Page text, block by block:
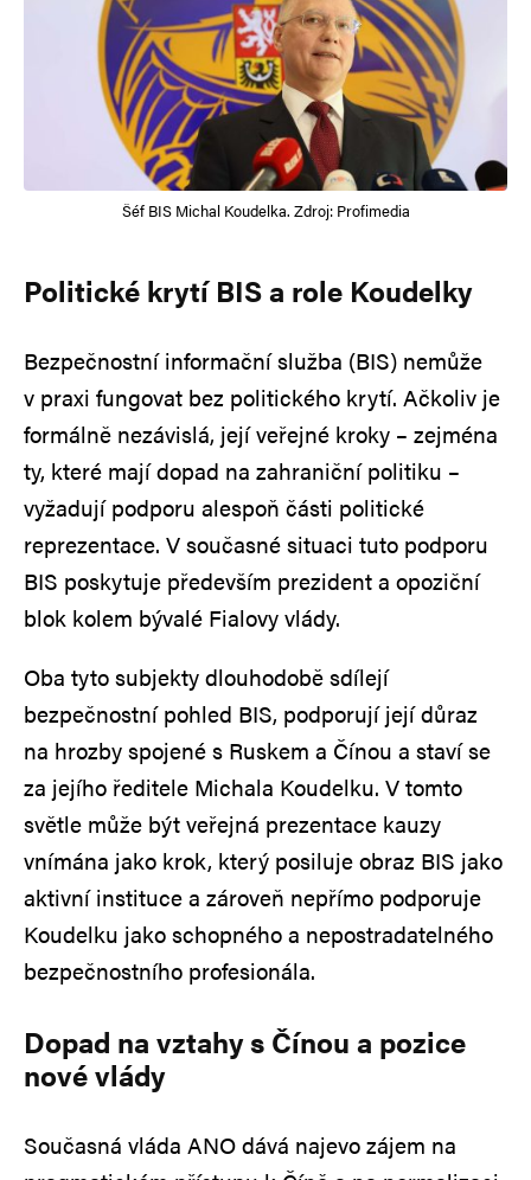
Šéf BIS Michal Koudelka. Zdroj: Profimedia
Politické krytí BIS a role Koudelky
Bezpečnostní informační služba (BIS) nemůže
v praxi fungovat bez politického krytí. Ačkoliv je
formálně nezávislá, její veřejné kroky – zejména
ty, které mají dopad na zahraniční politiku –
vyžadují podporu alespoň části politické
reprezentace. V současné situaci tuto podporu
BIS poskytuje především prezident a opoziční
blok kolem bývalé Fialovy vlády.
Oba tyto subjekty dlouhodobě sdílejí
bezpečnostní pohled BIS, podporují její důraz
na hrozby spojené s Ruskem a Čínou a staví se
za jejího ředitele Michala Koudelku. V tomto
světle může být veřejná prezentace kauzy
vnímána jako krok, který posiluje obraz BIS jako
aktivní instituce a zároveň nepřímo podporuje
Koudelku jako schopného a nepostradatelného
bezpečnostního profesionála.
Dopad na vztahy s Čínou a pozice
nové vlády
Současná vláda ANO dává najevo zájem na